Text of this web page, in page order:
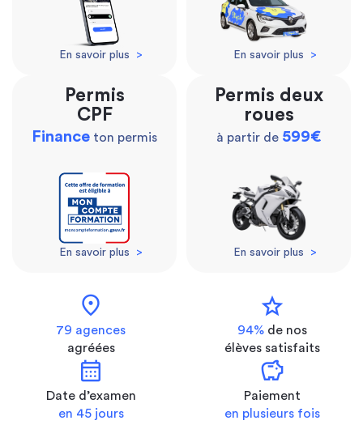
En savoir plus > En savoir plus >
Permis
CPF
Finance ton permis
En savoir plus >
Permis deux
roues
à partir de 599€
En savoir plus >
location_on
79 agences
agréées
star
94% de nos
élèves satisfaits
calendar_month
Date d’examen
en 45 jours
savings
Paiement
en plusieurs fois